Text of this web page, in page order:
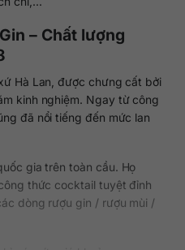
– Chất lượng
Hà Lan, được chưng cất bởi
kinh nghiệm. Ngay từ công
đã nổi tiếng đến mức lan
gia trên toàn cầu. Họ
thức cocktail tuyệt đỉnh
dòng rượu gin / rượu mùi /